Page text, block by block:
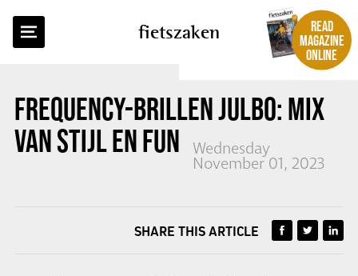
fietszaken
READ
MAGAZINE
ONLINE
FREQUENCY-BRILLEN JULBO: MIX
VANSTIJL EN FUNCTIONALITEIT
Wednesday
November 01, 2023
BACK TO OVERVIEW
SHARE THIS ARTICLE